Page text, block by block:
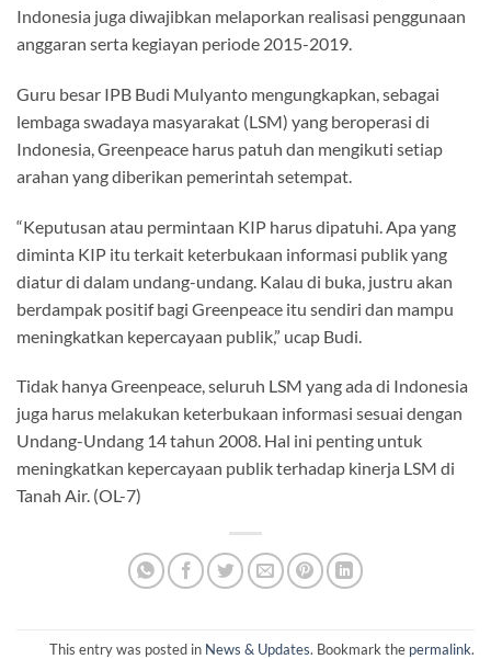
Indonesia juga diwajibkan melaporkan realisasi penggunaan
anggaran serta kegiayan periode 2015-2019.
Guru besar IPB Budi Mulyanto mengungkapkan, sebagai
lembaga swadaya masyarakat (LSM) yang beroperasi di
Indonesia, Greenpeace harus patuh dan mengikuti setiap
arahan yang diberikan pemerintah setempat.
“Keputusan atau permintaan KIP harus dipatuhi. Apa yang
diminta KIP itu terkait keterbukaan informasi publik yang
diatur di dalam undang-undang. Kalau di buka, justru akan
berdampak positif bagi Greenpeace itu sendiri dan mampu
meningkatkan kepercayaan publik,” ucap Budi.
Tidak hanya Greenpeace, seluruh LSM yang ada di Indonesia
juga harus melakukan keterbukaan informasi sesuai dengan
Undang-Undang 14 tahun 2008. Hal ini penting untuk
meningkatkan kepercayaan publik terhadap kinerja LSM di
Tanah Air. (OL-7)
This entry was posted in News & Updates. Bookmark the permalink.